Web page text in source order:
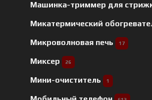
Машинка-триммер для
Микатермический
Микроволновая печь 17
Миксер 26
Мини-очиститель 1